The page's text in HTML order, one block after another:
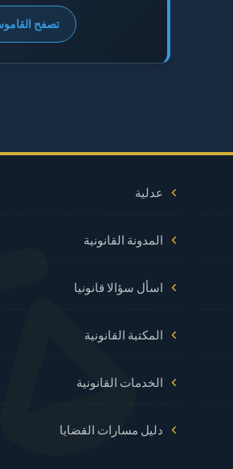
تصفح
عدلية
المدونة القانونية
اسأل سؤالا قانونيا
المكتبة القانونية
الخدمات القانونية
دليل مسارات القضايا